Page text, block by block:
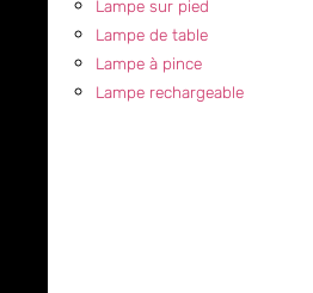
Lampe sur pied
Lampe de table
Lampe à pince
Lampe rechargeable